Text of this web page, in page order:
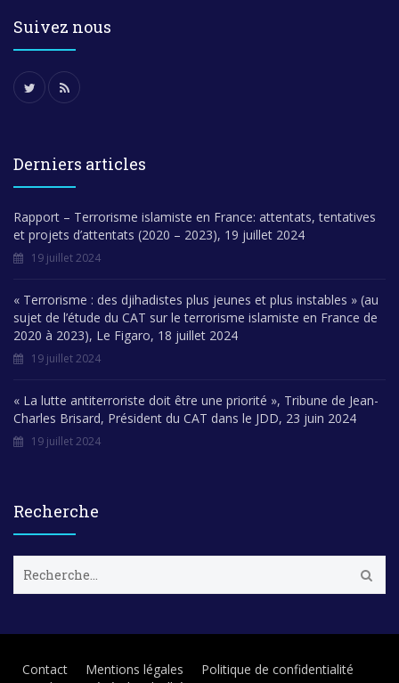
Suivez nous
Derniers articles
Rapport – Terrorisme islamiste en France: attentats, tentatives
et projets d’attentats (2020 – 2023), 19 juillet 2024
19 juillet 2024
« Terrorisme : des djihadistes plus jeunes et plus instables » (au
sujet de l’étude du CAT sur le terrorisme islamiste en France de
2020 à 2023), Le Figaro, 18 juillet 2024
19 juillet 2024
« La lutte antiterroriste doit être une priorité », Tribune de Jean-
Charles Brisard, Président du CAT dans le JDD, 23 juin 2024
19 juillet 2024
Recherche
c
e
Contact Mentions légales
Politique de confidentialité